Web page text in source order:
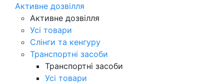
Активне дозвілля
Активне дозвілля
Усі товари
Слінги та кенгуру
Транспортні засоби
Транспортні засоби
Усі товари